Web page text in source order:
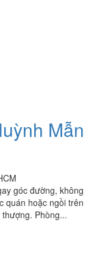
Mẫn
góc đường, không
quán hoặc ngồi trên
Phòng...